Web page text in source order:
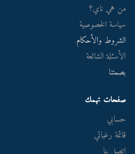
من هي ناي؟
سياسة الخصوصية
الشروط والأحكام
الأسئلة الشائعة
بصمتنا
صفحات تهمك
حسابي
قائمة رغباتي